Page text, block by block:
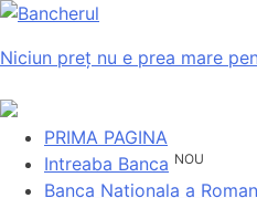
Niciun preț nu e prea mare
PRIMA PAGINA
Intreaba Banca NOU
Banca Nationala a